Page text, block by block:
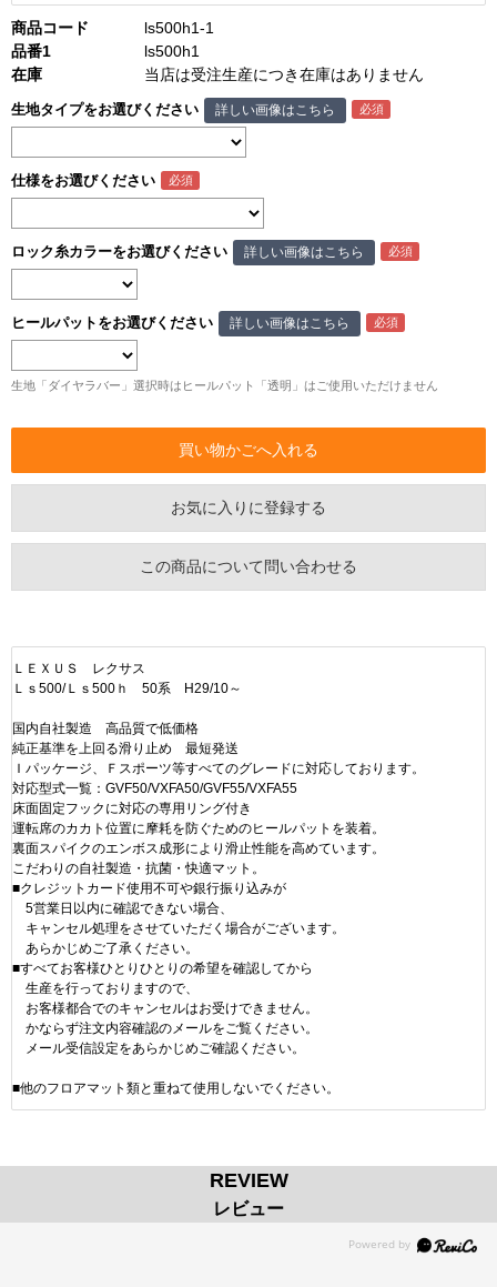
商品コード
ls500h1-1
品番1
ls500h1
在庫
当店は受注生産につき在庫はありません
生地タイプをお選びください 詳しい画像はこちら
仕様をお選びください
ロック糸カラーをお選びください 詳しい画像はこちら
ヒールパットをお選びください 詳しい画像はこちら
生地「ダイヤラバー」選択時はヒールパット「透明」はご使用いただけません
お気に入りに登録する
この商品について問い合わせる
ＬＥＸＵＳ レクサス
Ｌｓ500/Ｌｓ500ｈ 50系 H29/10～
国内自社製造 高品質で低価格
純正基準を上回る滑り止め 最短発送
Ｉパッケージ、Ｆスポーツ等すべてのグレードに対応しております。
対応型式一覧：GVF50/VXFA50/GVF55/VXFA55
床面固定フックに対応の専用リング付き
運転席のカカト位置に摩耗を防ぐためのヒールパットを装着。
裏面スパイクのエンボス成形により滑止性能を高めています。
こだわりの自社製造・抗菌・快適マット。
■クレジットカード使用不可や銀行振り込みが
5営業日以内に確認できない場合、
キャンセル処理をさせていただく場合がございます。
あらかじめご了承ください。
■すべてお客様ひとりひとりの希望を確認してから
生産を行っておりますので、
お客様都合でのキャンセルはお受けできません。
かならず注文内容確認のメールをご覧ください。
メール受信設定をあらかじめご確認ください。
■他のフロアマット類と重ねて使用しないでください。
REVIEW
レビュー